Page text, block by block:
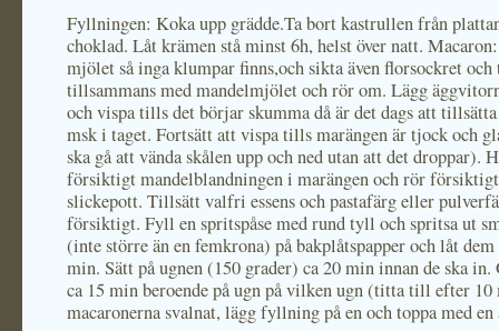
Fyllningen: Koka upp grädde.Ta bort kastrullen från
choklad. Låt krämen stå minst 6h, helst över natt.
mjölet så inga klumpar finns,och sikta även florsockret
tillsammans med mandelmjölet och rör om. Lägg
och vispa tills det börjar skumma då är det dags att
msk i taget. Fortsätt att vispa tills marängen är tjock och
ska gå att vända skålen upp och ned utan att det droppar).
försiktigt mandelblandningen i marängen och rör
slickepott. Tillsätt valfri essens och pastafärg eller
försiktigt. Fyll en spritspåse med rund tyll och spritsa ut
(inte större än en femkrona) på bakplåtspapper och låt
min. Sätt på ugnen (150 grader) ca 20 min innan de ska
ca 15 min beroende på ugn på vilken ugn (titta till efter
macaronerna svalnat, lägg fyllning på en och toppa med en